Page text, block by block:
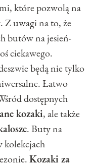
które pozwolą na
Z uwagi na to, że
butów na jesień-
ciekawego.
będą nie tylko
Łatwo
dostępnych
kozaki, ale także
. Buty na
kolekcjach
Kozaki za